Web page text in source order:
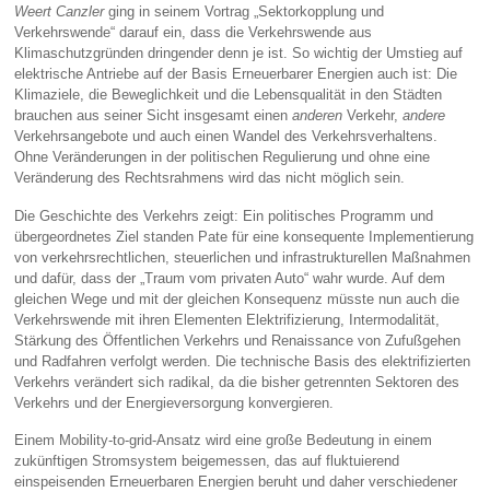
Weert Canzlerging in seinem Vortrag „Sektorkopplung und
Verkehrswende“ darauf ein, dass die Verkehrswende aus
Klimaschutzgründen dringender denn je ist. So wichtig der Umstieg auf
elektrische Antriebe auf der Basis Erneuerbarer Energien auch ist: Die
Klimaziele, die Beweglichkeit und die Lebensqualität in den Städten
brauchen aus seiner Sicht insgesamt einenanderen Verkehr,andere
Verkehrsangebote und auch einen Wandel des Verkehrsverhaltens.
Ohne Veränderungen in der politischen Regulierung und ohne eine
Veränderung des Rechtsrahmens wird das nicht möglich sein.
Die Geschichte des Verkehrs zeigt: Ein politisches Programm und
übergeordnetes Ziel standen Pate für eine konsequente Implementierung
von verkehrsrechtlichen, steuerlichen und infrastrukturellen Maßnahmen
und dafür, dass der „Traum vom privaten Auto“ wahr wurde. Auf dem
gleichen Wege und mit der gleichen Konsequenz müsste nun auch die
Verkehrswende mit ihren Elementen Elektrifizierung, Intermodalität,
Stärkung des Öffentlichen Verkehrs und Renaissance von Zufußgehen
und Radfahren verfolgt werden. Die technische Basis des elektrifizierten
Verkehrs verändert sich radikal, da die bisher getrennten Sektoren des
Verkehrs und der Energieversorgung konvergieren.
Einem Mobility-to-grid-Ansatz wird eine große Bedeutung in einem
zukünftigen Stromsystem beigemessen, das auf fluktuierend
einspeisenden Erneuerbaren Energien beruht und daher verschiedener